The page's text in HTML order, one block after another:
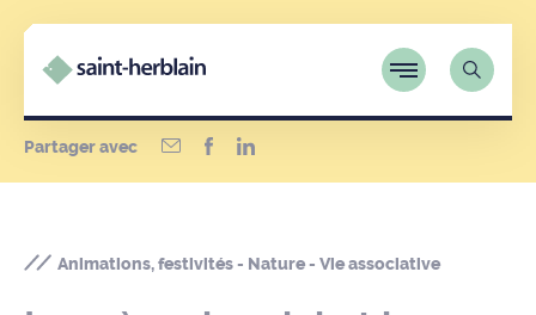
Partager avec
Animations, festivités - Nature - Vie associative